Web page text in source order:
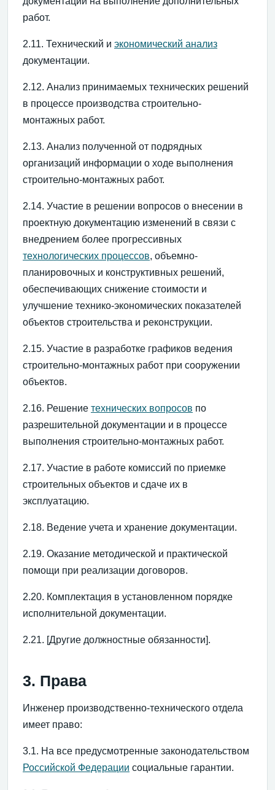
работ.
2.11. Технический и экономический анализ
документации.
2.12. Анализ принимаемых технических решений
в процессе производства строительно-
монтажных работ.
2.13. Анализ полученной от подрядных
организаций информации о ходе выполнения
строительно-монтажных работ.
2.14. Участие в решении вопросов о внесении в
проектную документацию изменений в связи с
внедрением более прогрессивных
технологических процессов, объемно-
планировочных и конструктивных решений,
обеспечивающих снижение стоимости и
улучшение технико-экономических показателей
объектов строительства и реконструкции.
2.15. Участие в разработке графиков ведения
строительно-монтажных работ при сооружении
объектов.
2.16. Решение технических вопросов по
разрешительной документации и в процессе
выполнения строительно-монтажных работ.
2.17. Участие в работе комиссий по приемке
строительных объектов и сдаче их в
эксплуатацию.
2.18. Ведение учета и хранение документации.
2.19. Оказание методической и практической
помощи при реализации договоров.
2.20. Комплектация в установленном порядке
исполнительной документации.
2.21. [Другие должностные обязанности].
3. Права
Инженер производственно-технического отдела
имеет право:
3.1. На все предусмотренные законодательством
Российской Федерации социальные гарантии.